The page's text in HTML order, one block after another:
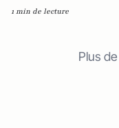
1 min de lecture
Plus